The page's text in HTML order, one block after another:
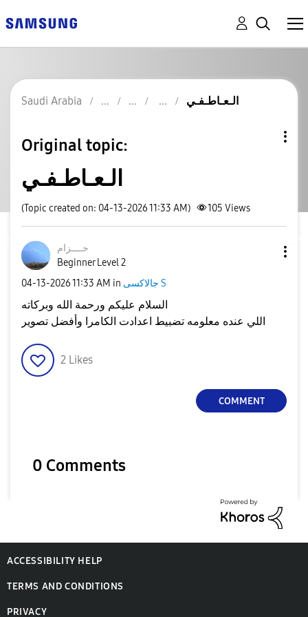
Saudi Arabia الـعـاطـفـي
Original topic:
الـعـاطـفـي
(Topic created on: 04-13-2026 11:33 AM) 105 Views
حــــزام
Beginner Level 2
‎04-13-202611:33 AM in جالاكسى S
2 Likes
COMMENT
0 Comments
ACCESSIBILITY HELP
TERMS AND CONDITIONS
PRIVACY